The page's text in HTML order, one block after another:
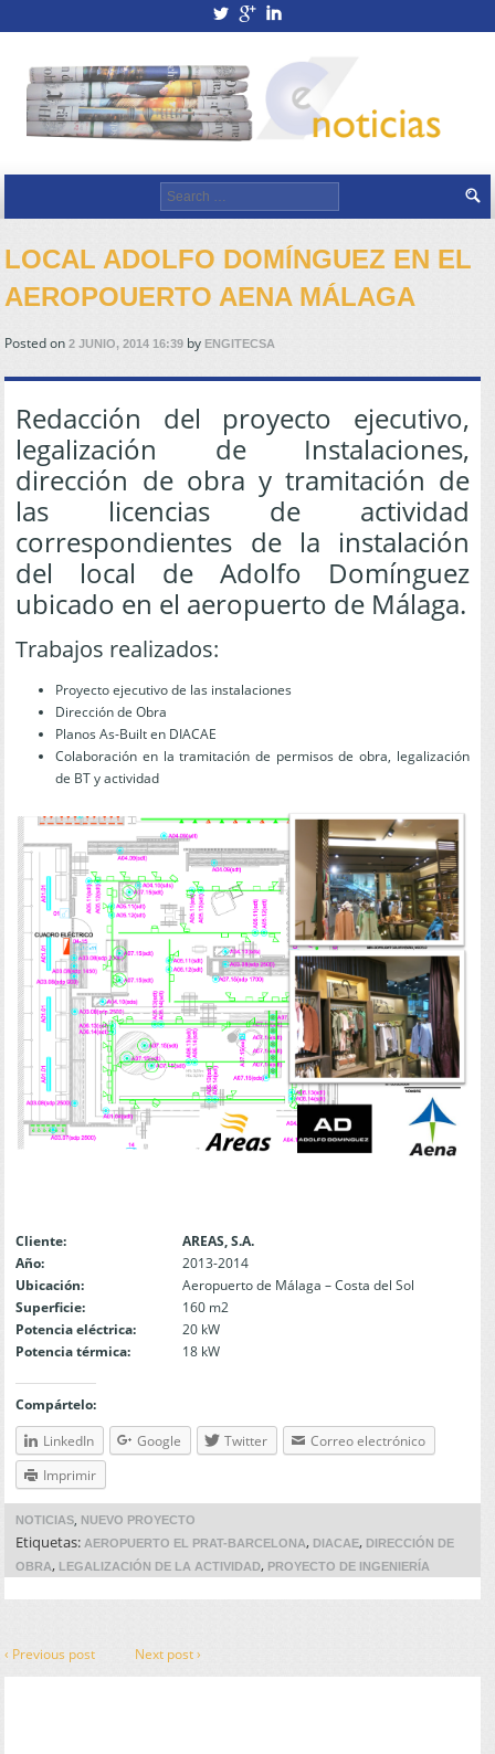
twitterbird googleplus linkedin
Search for:
LOCAL ADOLFO DOMÍNGUEZ EN EL
AEROPOUERTO AENA MÁLAGA
Posted on2 JUNIO, 2014 16:39 by ENGITECSA
Redacción del proyecto ejecutivo,
legalización de Instalaciones,
dirección de obra y tramitación de
las licencias de actividad
correspondientes de la instalación
del local de Adolfo Domínguez
ubicado en el aeropuerto de Málaga.
Trabajos realizados:
Proyecto ejecutivo de las instalaciones
Dirección de Obra
Planos As-Built en DIACAE
Colaboración en la tramitación de permisos de obra, legalización
de BT y actividad
Cliente:
AREAS, S.A.
Año:
2013-2014
Ubicación:
Aeropuerto de Málaga – Costa del Sol
Superficie:
160 m2
Potencia eléctrica:
20 kW
Potencia térmica:
18 kW
Compártelo:
LinkedIn
Google Twitter
Correo electrónico
Imprimir
NOTICIAS, NUEVO PROYECTO
Etiquetas:AEROPUERTO EL PRAT-BARCELONA, DIACAE, DIRECCIÓN DE
OBRA, LEGALIZACIÓN DE LA ACTIVIDAD, PROYECTO DE INGENIERÍA
‹ Previous post Next post ›